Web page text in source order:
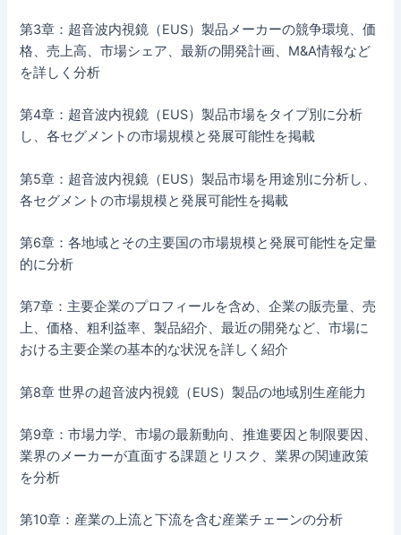
第3章：超音波内視鏡（EUS）製品メーカーの競争環境、価
格、売上高、市場シェア、最新の開発計画、M&A情報など
を詳しく分析
第4章：超音波内視鏡（EUS）製品市場をタイプ別に分析
し、各セグメントの市場規模と発展可能性を掲載
第5章：超音波内視鏡（EUS）製品市場を用途別に分析し、
各セグメントの市場規模と発展可能性を掲載
第6章：各地域とその主要国の市場規模と発展可能性を定量
的に分析
第7章：主要企業のプロフィールを含め、企業の販売量、売
上、価格、粗利益率、製品紹介、最近の開発など、市場に
おける主要企業の基本的な状況を詳しく紹介
第8章 世界の超音波内視鏡（EUS）製品の地域別生産能力
第9章：市場力学、市場の最新動向、推進要因と制限要因、
業界のメーカーが直面する課題とリスク、業界の関連政策
を分析
第10章：産業の上流と下流を含む産業チェーンの分析